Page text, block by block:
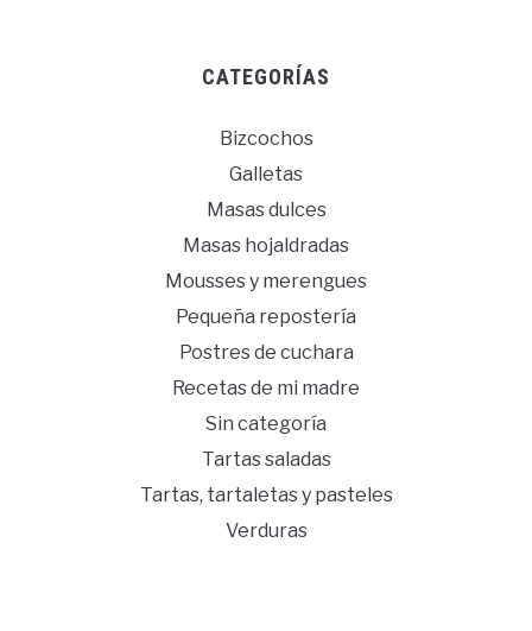
CATEGORÍAS
Bizcochos
Galletas
Masas dulces
Masas hojaldradas
Mousses y merengues
Pequeña repostería
Postres de cuchara
Recetas de mi madre
Sin categoría
Tartas saladas
Tartas, tartaletas y pasteles
Verduras